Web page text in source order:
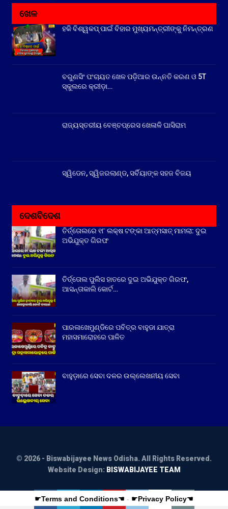
ଖେଳ
ହକି ବିଶ୍ୱକପ୍ ପାଇଁ ବିହାର ମୁଖ୍ୟମନ୍ତ୍ରୀଙ୍କୁ ନିମନ୍ତ୍ରଣ
ବରୁଣସିଂ ପଂଚାୟତ ଖେଳ ପଡ଼ିଆର ଉନ୍ନତି କରଣ ଓ 5T
ସ୍କୁଲରେ କ୍ରୀଡ଼ା…
ରାଜ୍ୟସ୍ତରୀୟ ବେଞ୍ଚପ୍ରେସ ଖେଳାଳି ଘାସିରାମ
ସ୍ୱିଡେନ, ସ୍ୱିଜରଲାଣ୍ଡ, ସର୍ବିୟାଙ୍କ ସହଜ ବିଜୟ
ଦେଶବିଦେଶ
ତିର୍ତ୍ତୋଲରେ ୧୮ ଲକ୍ଷ ଟଙ୍କା ଆତ୍ମସାତ୍ ମାମଲା: ଦୁଇ
ଅଭିଯୁକ୍ତ ଗିରଫ
ତିର୍ତ୍ତୋଲ ପୁଲିସ ହାତରେ ଦୁଇ ଅଭିଯୁକ୍ତ ଗିରଫ,
ଆସନ୍ତାକାଲି କୋର୍ଟ…
ପାରଳାଖେମୁଣ୍ଡିରେ ପବିତ୍ର ବାହୁଡା ଯାତ୍ରା
ମହାସମାରୋହରେ ପାଳିତ
ବାହୁଡ଼ାରେ ସେବା ଦଳର ଉଲ୍ଲେଖନୀୟ ସେବା
© 2026 - Biswabijayee News Odisha. All Rights Reserved.
Website Design: BISWABIJAYEE TEAM
☛Terms and Conditions☚ - ☛Privacy Policy☚